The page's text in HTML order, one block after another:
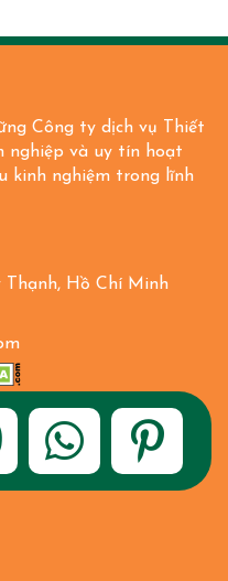
Công ty dịch vụ Thiết
nghiệp và uy tín hoạt
kinh nghiệm trong lĩnh
Thạnh, Hồ Chí Minh